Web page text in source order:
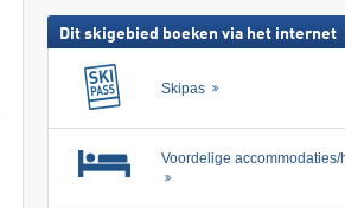
Dit skigebied boeken via het internet
Skipas
Voordelige accommodaties/